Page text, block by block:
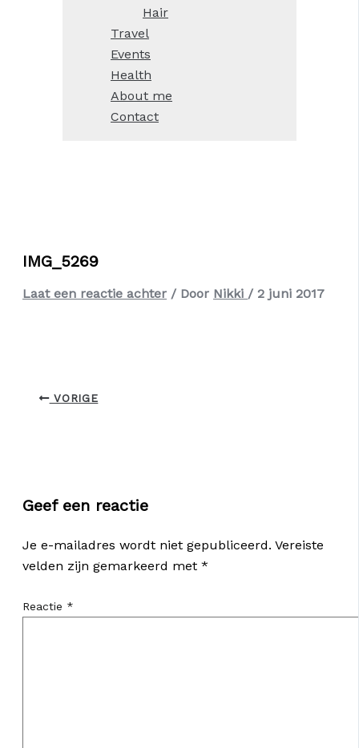
Hair
Travel
Events
Health
About me
Contact
IMG_5269
Laat een reactie achter / Door Nikki / 2 juni 2017
VORIGE
Geef een reactie
Je e-mailadres wordt niet gepubliceerd. Vereiste
velden zijn gemarkeerd met *
Reactie *